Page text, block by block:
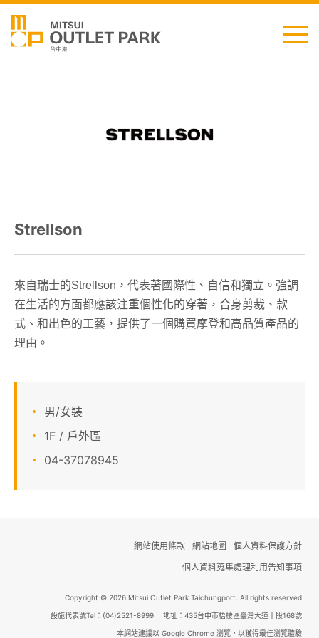
最新消息
櫃位資訊
顧客服務
APP會員專區
Strellson
來自瑞士的Strellson，代表著國際性、自信和獨立。強調
在生活的方面都應該注重個性化的穿著，合身剪裁、款
式、和出色的工藝，提供了一個購買摩登和高品質產品的
理由 。
男/女裝
1F / 戶外區
04-37078945
網站使用條款 網站地圖
個人資料保護方針
個人資料蒐集處理利用告知事項
Copyright © 2026 Mitsui Outlet Park Taichungport. All rights reserved
設施代表號Tel：(04)2521-8999 地址：435台中市梧棲區臺灣大道十段168號
本網站建議以 Google Chrome 瀏覽，以獲得最佳瀏覽體驗